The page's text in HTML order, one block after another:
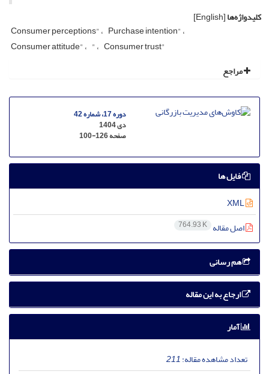
کلیدواژه‌ها[English]
Consumer perceptions"
Purchase intention"
Consumer attitude"
" Consumer trust"
مراجع
دوره 17، شماره 42
دی 1404
صفحه100-126
فایل ها
اصل مقاله 764.93 K
هم رسانی
ارجاع به این مقاله
آمار
تعداد مشاهده مقاله:211